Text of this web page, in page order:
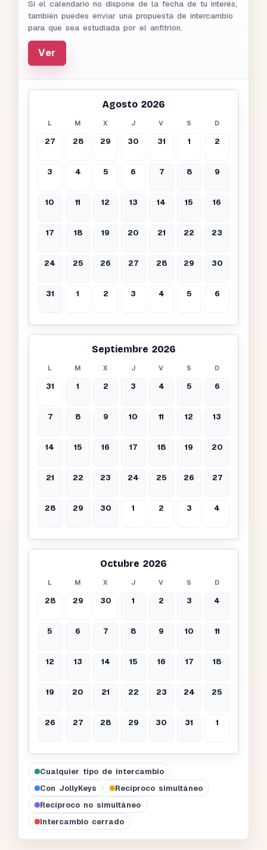
Si el calendario no dispone de la fecha de tu interés,
también puedes enviar una propuesta de intercambio
para que sea estudiada por el anfitrión.
Ver
Agosto 2026
L M X J V S D
27 28 29 30 31 1 2
3 4 5 6 7 8 9
10 11 12 13 14 15 16
17 18 19 20 21 22 23
24 25 26 27 28 29 30
31 1 2 3 4 5 6
Septiembre 2026
L M X J V S D
31 1 2 3 4 5 6
7 8 9 10 11 12 13
14 15 16 17 18 19 20
21 22 23 24 25 26 27
28 29 30 1 2 3 4
Octubre 2026
L M X J V S D
28 29 30 1 2 3 4
5 6 7 8 9 10 11
12 13 14 15 16 17 18
19 20 21 22 23 24 25
26 27 28 29 30 31 1
Cualquier tipo de intercambio
Con JollyKeys
Recíproco simultáneo
Recíproco no simultáneo
Intercambio cerrado